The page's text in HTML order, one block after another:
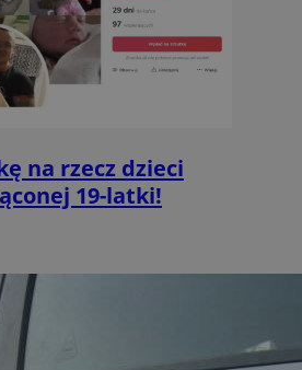
na rzecz dzieci
19-latki!